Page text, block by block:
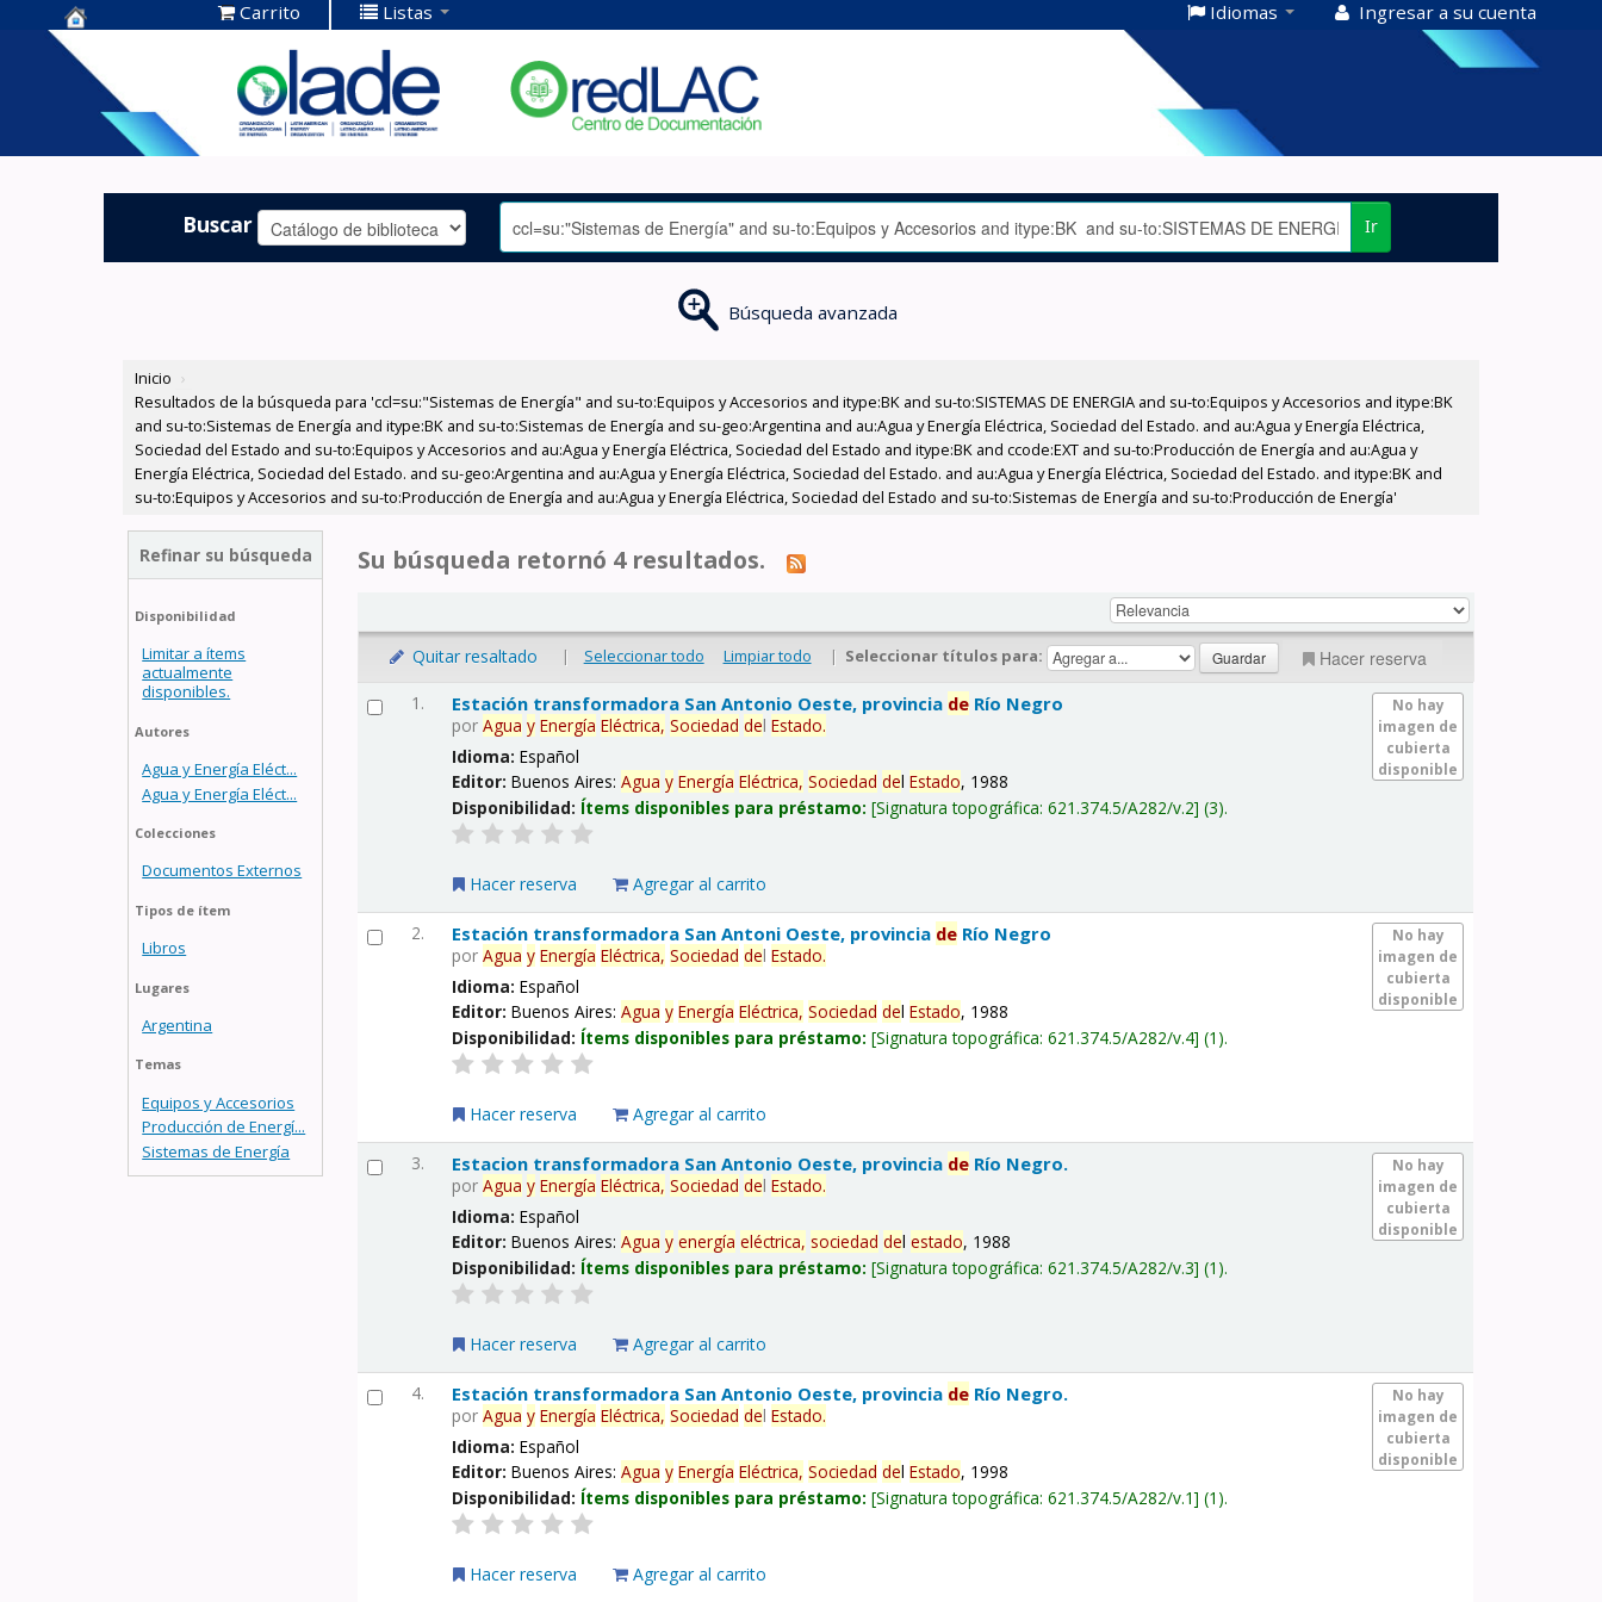
Centro de
Documentación
OLADE -
Carrito Listas Idiomas Ingresar a su cuenta
Buscar Ir
Búsqueda avanzada
Inicio ›
Resultados de la búsqueda para 'ccl=su:"Sistemas de Energía" and su-to:Equipos y Accesorios and itype:BK and su-to:SISTEMAS DE ENERGIA and su-to:Equipos y Accesorios and itype:BK
and su-to:Sistemas de Energía and itype:BK and su-to:Sistemas de Energía and su-geo:Argentina and au:Agua y Energía Eléctrica, Sociedad del Estado. and au:Agua y Energía Eléctrica,
Sociedad del Estado and su-to:Equipos y Accesorios and au:Agua y Energía Eléctrica, Sociedad del Estado and itype:BK and ccode:EXT and su-to:Producción de Energía and au:Agua y
Energía Eléctrica, Sociedad del Estado. and su-geo:Argentina and au:Agua y Energía Eléctrica, Sociedad del Estado. and au:Agua y Energía Eléctrica, Sociedad del Estado. and itype:BK and
su-to:Equipos y Accesorios and su-to:Producción de Energía and au:Agua y Energía Eléctrica, Sociedad del Estado and su-to:Sistemas de Energía and su-to:Producción de Energía'
Refinar su búsqueda
Disponibilidad
Limitar a ítems
actualmente
disponibles.
Autores
Agua y Energía Eléct...
Agua y Energía Eléct...
Colecciones
Documentos Externos
Tipos de ítem
Libros
Lugares
Argentina
Temas
Equipos y Accesorios
Producción de Energí...
Sistemas de Energía
Su búsqueda retornó 4 resultados.
Quitar resaltado | Seleccionar todo Limpiar todo | Seleccionar títulos para: Hacer reserva
1.
No hay
imagen de
cubierta
disponible
Estación transformadora San Antonio Oeste, provincia de Río Negro
porAgua y Energía Eléctrica, Sociedad delEstado.
Idioma:Español
Editor:Buenos Aires:Agua y Energía Eléctrica, Sociedad delEstado, 1988
Disponibilidad: Ítems disponibles para préstamo: Signatura topográfica:621.374.5/A282/v.2 (3).
Hacer reserva Agregar al carrito
2.
No hay
imagen de
cubierta
disponible
Estación transformadora San Antoni Oeste, provincia de Río Negro
porAgua y Energía Eléctrica, Sociedad delEstado.
Idioma:Español
Editor:Buenos Aires:Agua y Energía Eléctrica, Sociedad delEstado, 1988
Disponibilidad: Ítems disponibles para préstamo: Signatura topográfica:621.374.5/A282/v.4 (1).
Hacer reserva Agregar al carrito
3.
No hay
imagen de
cubierta
disponible
Estacion transformadora San Antonio Oeste, provincia de Río Negro.
porAgua y Energía Eléctrica, Sociedad delEstado.
Idioma:Español
Editor:Buenos Aires:Agua y energía eléctrica, sociedad delestado, 1988
Disponibilidad: Ítems disponibles para préstamo: Signatura topográfica:621.374.5/A282/v.3 (1).
Hacer reserva Agregar al carrito
4.
No hay
imagen de
cubierta
disponible
Estación transformadora San Antonio Oeste, provincia de Río Negro.
porAgua y Energía Eléctrica, Sociedad delEstado.
Idioma:Español
Editor:Buenos Aires:Agua y Energía Eléctrica, Sociedad delEstado, 1998
Disponibilidad: Ítems disponibles para préstamo: Signatura topográfica:621.374.5/A282/v.1 (1).
Hacer reserva Agregar al carrito